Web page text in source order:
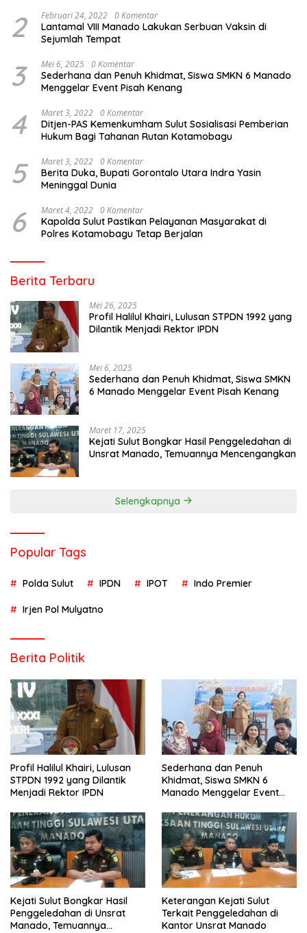
2
Februari 24, 2022 0 Komentar
Lantamal VIII Manado Lakukan Serbuan Vaksin di
Sejumlah Tempat
3 Mei 6, 2025 0 Komentar
Sederhana dan Penuh Khidmat, Siswa SMKN 6 Manado
Menggelar Event Pisah Kenang
4 Maret 3, 2022 0 Komentar
Ditjen-PAS Kemenkumham Sulut Sosialisasi Pemberian
Hukum Bagi Tahanan Rutan Kotamobagu
5 Maret 3, 2022 0 Komentar
Berita Duka, Bupati Gorontalo Utara Indra Yasin
Meninggal Dunia
6 Maret 4, 2022 0 Komentar
Kapolda Sulut Pastikan Pelayanan Masyarakat di
Polres Kotamobagu Tetap Berjalan
Berita Terbaru
Mei 26, 2025
Profil Halilul Khairi, Lulusan STPDN 1992 yang
Dilantik Menjadi Rektor IPDN
Mei 6, 2025
Sederhana dan Penuh Khidmat, Siswa SMKN
6 Manado Menggelar Event Pisah Kenang
Maret 17, 2025
Kejati Sulut Bongkar Hasil Penggeledahan di
Unsrat Manado, Temuannya Mencengangkan
Selengkapnya
Popular Tags
Polda Sulut IPDN IPOT Indo Premier
Irjen Pol Mulyatno
Berita Politik
Profil Halilul Khairi, Lulusan
STPDN 1992 yang Dilantik
Menjadi Rektor IPDN
Sederhana dan Penuh
Khidmat, Siswa SMKN 6
Manado Menggelar Event
Kejati Sulut Bongkar Hasil
Penggeledahan di Unsrat
Manado, Temuannya
Keterangan Kejati Sulut
Terkait Penggeledahan di
Kantor Unsrat Manado